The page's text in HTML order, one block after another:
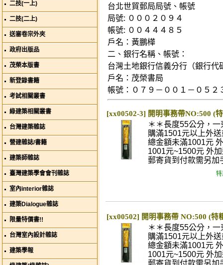
二技(一上)
二技(二上)
送審卷宗外夾
政府出版品
茂榮本版書
新登錄書籍
考試相關叢書
綠建築相關叢書
台灣建築雜誌
營建雜誌/書籍
建築師雜誌
臺灣建築學會會刊雜誌
室內interior雜誌
建築Dialogue雜誌
限量特價書!!
台灣室內設計雜誌
建築學報
台北世貿郵局局號、帳號
局號: ０００２０９４
帳號: ００４４４８５
戶名：黃鵬樺
二、銀行名稱、帳號：
台灣土地銀行信義分行（銀行代
戶名：茂榮書局
帳號：０７９－００１－０５２
[xx00502-3] 開明事務帶NO:500 (
＊＊長度55公分，
購滿1501元以上外
總金額未滿1001元
1001元~1500元 外
郵寄貨到付款需另加
特
[xx00502] 開明事務帶 NO:500 (特
＊＊長度55公分，
購滿1501元以上外
總金額未滿1001元
1001元~1500元 外
郵寄貨到付款需另加